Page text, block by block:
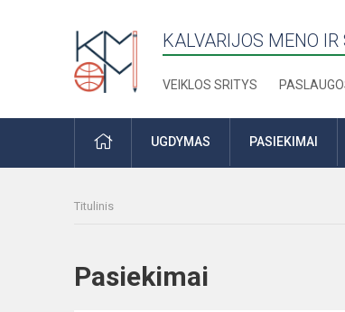
KALVARIJOS MENO
VEIKLOS SRITYS
PRADŽIAUGDYMAS PASIEKIMAI
Titulinis
Pasiekimai